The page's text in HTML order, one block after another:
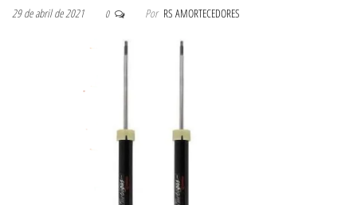
29 de abril de 2021 0 Por RS AMORTECEDORES